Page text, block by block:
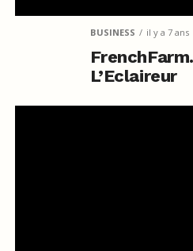
BUSINESS il y a 7 ans
L’Eclaireur